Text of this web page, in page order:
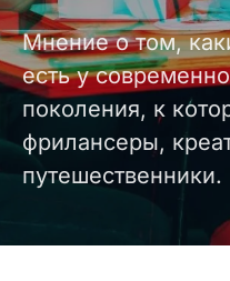
Мнение о том,
есть у
поколения, к
фрилансеры,
путешественники.